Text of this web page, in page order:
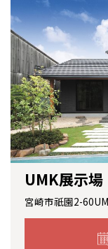
檜・木造住宅
耐震構造
高耐久住宅
高断熱・高気密の家
エネルギー自給自足
ZEH特集
感謝訪問・長期保証
檜の魅力
檜の魅力 トップ
檜と日本人
1000年を超えて生
知られざる檜の効
檜の住まいデザイン
理想の木材「檜」
注文住宅
注文住宅 トップ
グレートステージ
クレステージ
施工事例
平屋の家
施工事例
リフォーム
リフォーム トップ
リフォームメニュー
選ばれる理由
資産活用
資産活用 トップ
賃貸併用住宅のメ
買取サービス
分譲住宅・土地
UMK展示
宮崎市祇園2-